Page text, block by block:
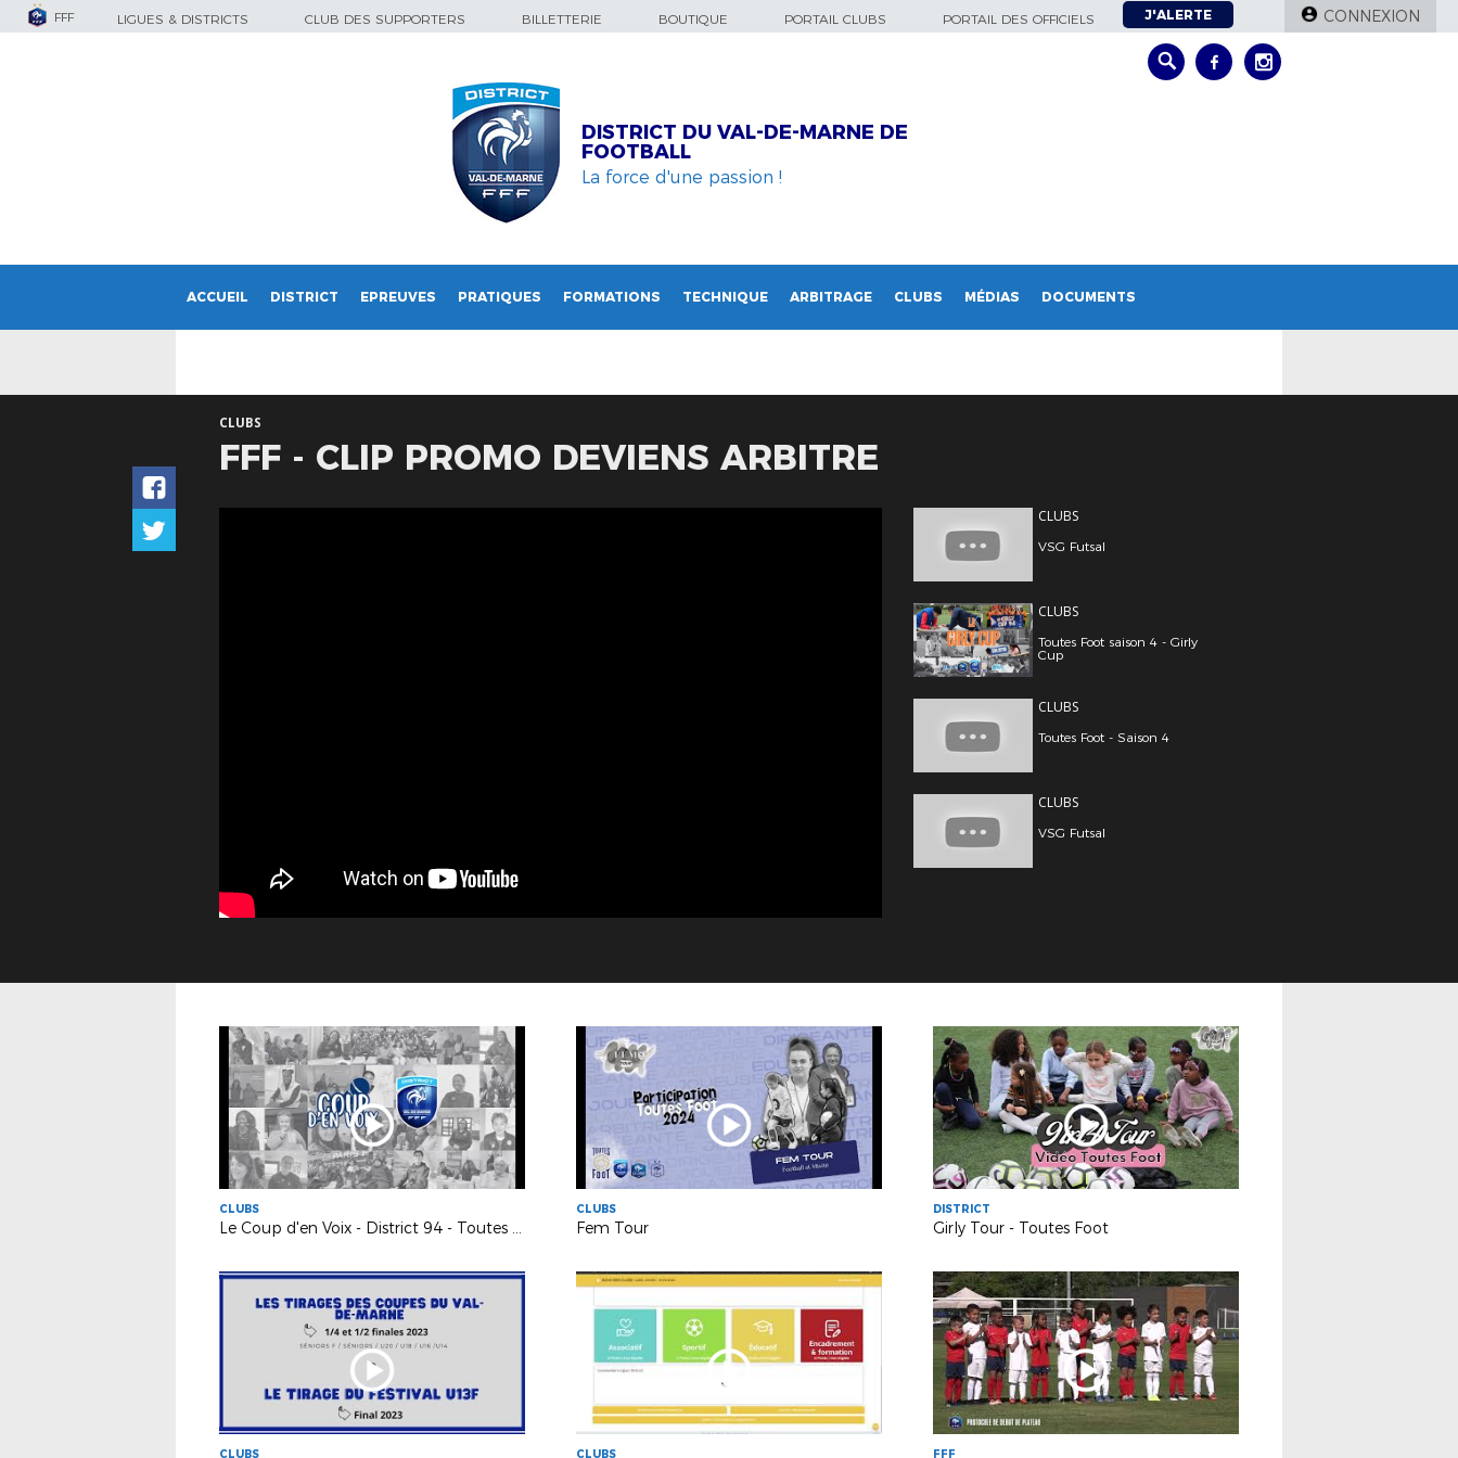
FFF LIGUES & DISTRICTS CLUB DES SUPPORTERS BILLETTERIE BOUTIQUE PORTAIL CLUBS PORTAIL DES OFFICIELS J'ALERTE CONNEXION
DISTRICT DU VAL-DE-MARNE DE
FOOTBALL
La force d'une passion !
ACCUEIL DISTRICT EPREUVES PRATIQUES FORMATIONS TECHNIQUE ARBITRAGE CLUBS MÉDIAS DOCUMENTS
CLUBS
FFF - CLIP PROMO DEVIENS ARBITRE
CLUBS
VSG Futsal
CLUBS
Toutes Foot saison 4 - Girly
Cup
CLUBS
Toutes Foot - Saison 4
CLUBS
VSG Futsal
CLUBS
Le Coup d'en Voix - District 94 - Toutes Foot
CLUBS
Fem Tour
DISTRICT
Girly Tour - Toutes Foot
CLUBS CLUBS FFF